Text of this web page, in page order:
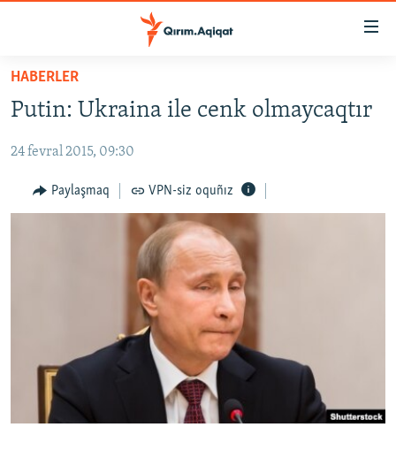
Esas
qaytmaq
navigatsiyağa
qaytmaq
Qıdıruvğa
İQTİSADİYAT
CEMİYET
FİKİR
Русский
HABERLER
Putin: Ukraina ile cenk olmaycaqtır
24 fevral 2015, 09:30
Paylaşmaq VPN-siz oquñız